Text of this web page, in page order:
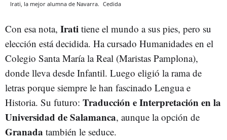
Irati, la mejor alumna de Navarra. Cedida
Con esa nota, Irati tiene el mundo a sus pies, pero su
elección está decidida. Ha cursado Humanidades en el
Colegio Santa María la Real (Maristas Pamplona),
donde lleva desde Infantil. Luego eligió la rama de
letras porque siempre le han fascinado Lengua e
Historia. Su futuro: Traducción e Interpretación en la
Universidad de Salamanca, aunque la opción de
Granada también le seduce.